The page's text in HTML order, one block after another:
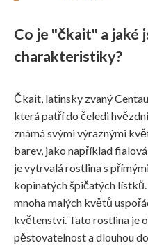
Co je "čkait" a jaké
charakteristiky?
Čkait, latinsky zvaný
která patří do čeledi
známá svými výraznými
barev, jako například
je vytrvalá rostlina s
kopinatých špičatých
mnoha malých květů
květenství. Tato rostlina je
pěstovatelnost a dlouhou